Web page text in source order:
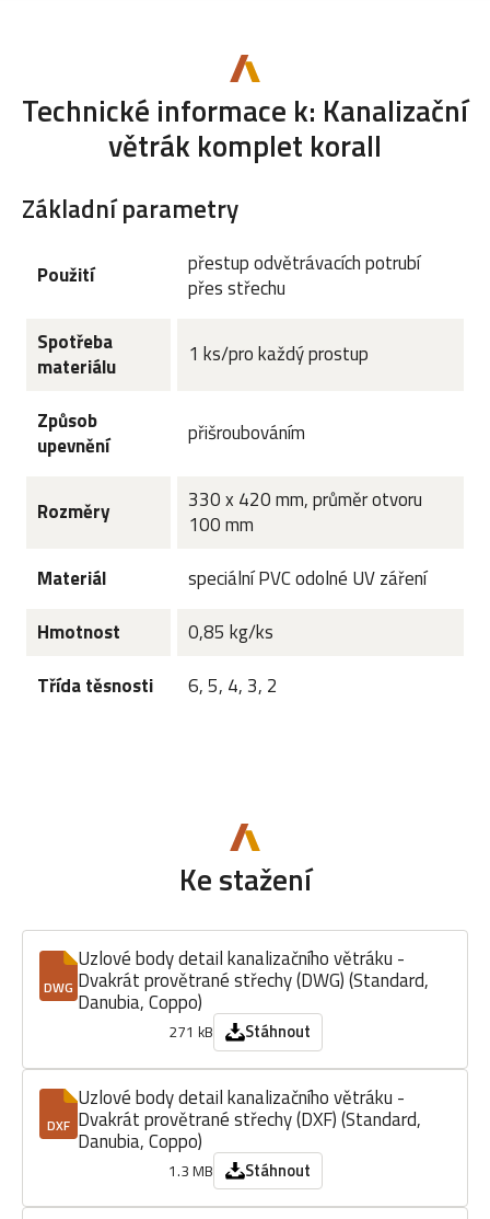
Technické informace k: Kanalizační
větrák komplet korall
Základní parametry
Použití
přestup odvětrávacích potrubí
přes střechu
Spotřeba
materiálu
1 ks/pro každý prostup
Způsob
upevnění
přišroubováním
Rozměry
330 x 420 mm, průměr otvoru
100 mm
Materiál
speciální PVC odolné UV záření
Hmotnost
0,85 kg/ks
Třída těsnosti
6, 5, 4, 3, 2
Ke stažení
DWG
Uzlové body detail kanalizačního větráku -
Dvakrát provětrané střechy (DWG) (Standard,
Danubia, Coppo)
271 kB Stáhnout
DXF
Uzlové body detail kanalizačního větráku -
Dvakrát provětrané střechy (DXF) (Standard,
Danubia, Coppo)
1.3 MB Stáhnout